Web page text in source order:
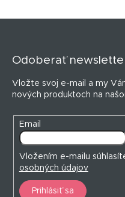
Odoberať
Vložte svoj e-mail a my
nových produktoch na
Email
Vložením e-mailu
osobných údajov
Prihlásiť sa